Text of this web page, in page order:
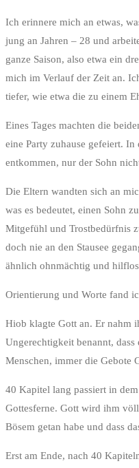
Ich erinnere mich an etwas,
jung an Jahren – 28 und
ganze Saison, also etwa ein
mich im Verlauf der Zeit an.
tiefer, wie etwa die zu einem
Eines Tages machten die
eine Party zuhause gefeiert.
entkommen, nur der Sohn
Die Eltern wandten sich an
was es bedeutet, einen Sohn
Mitgefühl und Trostbedürfnis
doch nie an den Stausee
ähnlich ohnmächtig und
Orientierung und Worte fand
Hiob klagte Gott an. Er nahm
Ungerechtigkeit benannt,
Menschen, immer die Gebote
40 Kapitel lang passiert in
Gottesferne. Gott wird ihm
Bösem getan habe und dass
Erst am Ende, nach 40